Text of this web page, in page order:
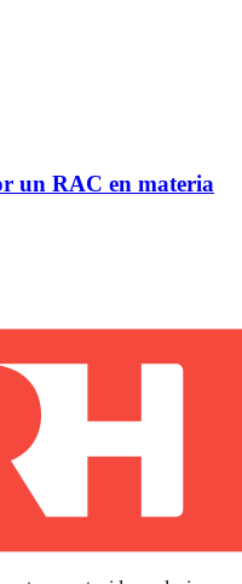
un RAC en materia